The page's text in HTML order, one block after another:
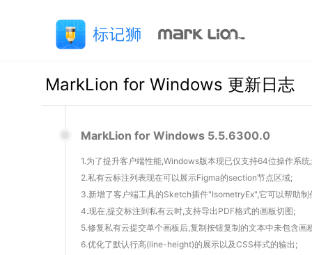
MarkLion for Windows 更新日志
MarkLion for Windows 5.5.6300.0
1.为了提升客户端性能,Windows版本现已仅支持64位操作系统;
2.私有云标注列表现在可以展示Figma的section节点区域;
3.新增了客户端工具的Sketch插件"IsometryEx",它可以帮助
4.现在,提交标注到私有云时,支持导出PDF格式的画板切图;
5.修复私有云提交单个画板后,复制按钮复制的文本中未包含画
6.优化了默认行高(line-height)的展示以及CSS样式的输出;